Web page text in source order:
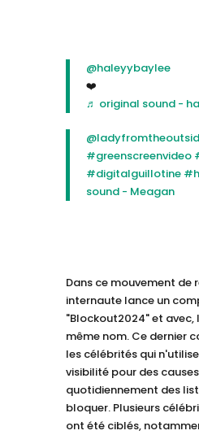
@haleyybaylee
❤️
♬ original sound -
#greenscreenvideo
#digitalguillotine
sound - Meagan
Dans ce mouvement de
internaute lance un
"Blockout2024" et avec,
même nom. Ce dernier
les célébrités qui
visibilité pour des
quotidiennement des
bloquer. Plusieurs
ont été ciblés,